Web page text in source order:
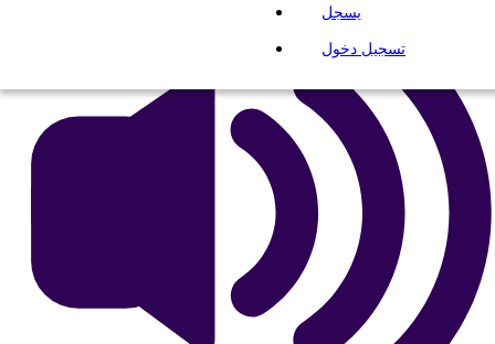
يسجل
تسجيل دخول